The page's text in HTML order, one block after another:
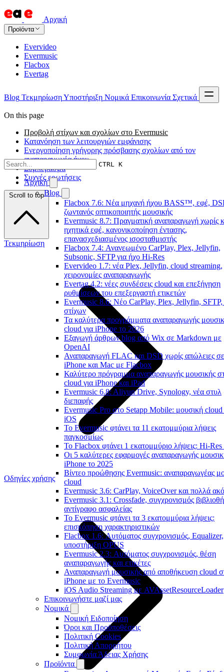
Αρχική
Προϊόντα
Evervideo
Evermusic
Flacbox
Evertag
Blog ΤεκμηρίωσηΥποστήριξη Νομικά Επικοινωνία Σχετικά
CTRL K
Αρχική
Blog
Flacbox 7.6: Νέα μηχανή ήχου BASS™, εφέ,
ζωντανός οπτικοποιητής μουσικής
Evermusic 8.7: Πραγματική αναπαραγωγή χωρίς
ηχητικά εφέ, κανονικοποίηση έντασης,
επανασχεδιασμένος ισοσταθμιστής
Flacbox 7.4: Ανανεωμένο CarPlay, Plex, Jellyfin,
Subsonic, SFTP για ήχο Hi-Res
Evervideo 1.7: νέα Plex, Jellyfin, cloud streaming,
χειρονομίες αναπαραγωγής
Evertag 4.2: νέες συνδέσεις cloud και επεξήγηση
ρυθμίσεων του επεξεργαστή ετικετών
Evermusic 8.6: Νέο CarPlay, Plex, Jellyfin,
στίχων
Τα καλύτερα προγράμματα αναπαραγωγής
cloud για iPhone το 2026
Εξαγωγή άρθρων blog από Wix σε Markdown με
OpenAI
Αναπαραγωγή FLAC και DSD χωρίς απώλειες σε
iPhone και Mac με Flacbox
Καλύτερο πρόγραμμα αναπαραγωγής μουσικής
cloud για iPhone και iPad
Evermusic 6.8: Aliyun Drive, Synology, νέα στυλ
διεπαφής
Evermusic Pro στο Setapp Mobile: μουσική cloud
iOS
Το Evermusic φτάνει τα 11 εκατομμύρια λήψεις
παγκοσμίως
Το Flacbox φτάνει 1 εκατομμύριο λήψεις: Hi-Res
Οι 5 καλύτερες εφαρμογές αναπαραγωγής
iPhone το 2025
Βίντεο προώθησης Evermusic: αναπαραγωγέας
cloud
Evermusic 3.6: CarPlay, VoiceOver και πολλά
Evermusic 3.1: Crossfade, συγχρονισμός
αντίγραφο ασφαλείας
Το Evermusic φτάνει τα 3 εκατομμύρια λήψεις:
επισκόπηση χαρακτηριστικών
Flacbox 1.6: Αυτόματος συγχρονισμός, Equalizer,
υποστήριξη OPUS
Evermusic 2.3: Αυτόματος συγχρονισμός, θέση
αναπαραγωγής και ετικέτες
Αναπαραγωγή μουσικής από αποθήκευση cloud
iPhone με το Evermusic
iOS Audio Streaming με AVAssetResourceLoader
Επικοινωνήστε μαζί μας
Νομικά
Νομική Ειδοποίηση
Όροι και Προϋποθέσεις
Πολιτική Cookies
Πολιτική Απορρήτου
Συμφωνία Άδειας Χρήσης
Προϊόντα
On this page
Προβολή στίχων και σχολίων στο Evermusic
Κατανόηση των λειτουργιών εμφάνισης
Ενεργοποίηση γρήγορης πρόσβασης σχολίων από τον
αναπαραγωγέα ήχου
Συμπέρασμα
Συχνές ερωτήσεις
Scroll to top
Τεκμηρίωση
Οδηγίες χρήσης